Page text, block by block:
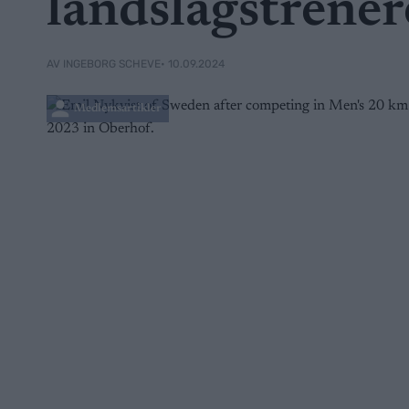
AV INGEBORG SCHEVE• 10.09.2024
Medlemsartikler